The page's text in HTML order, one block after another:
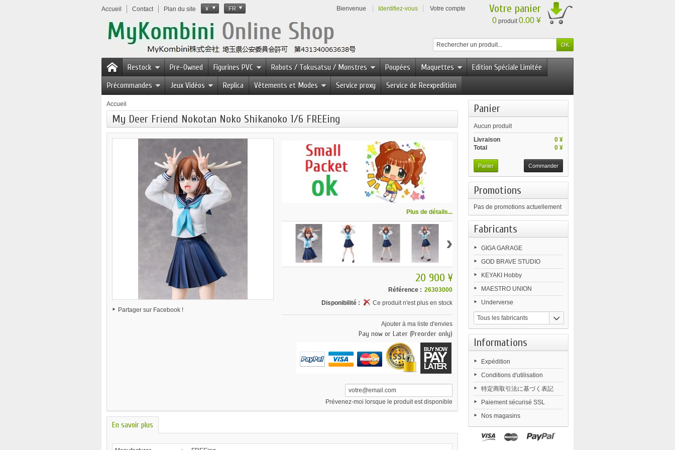
Accueil Contact Plan du site ¥ FR Bienvenue Identifiez-vous Votre compte Votre panier
0 produit0.00 ¥
Restock Pre-Owned Figurines PVC Robots / Tokusatsu / Monstres Poupées Maquettes
Edition Spéciale Limitée
Précommandes
Jeux Vidéos Replica Vêtements et Modes Service proxy Service de Reexpedition
Accueil
My Deer Friend Nokotan Noko Shikanoko 1/6 FREEing
Partager sur Facebook !
Plus de détails...
›
20 900 ¥
Référence : 26303000
Disponibilité :
Ce produit n'est plus en stock
Ajouter à ma liste d'envies
Pay now or Later (Preorder only)
Prévenez-moi lorsque le produit est disponible
En savoir plus
Panier
Aucun produit
0 ¥
Livraison
0 ¥
Total
Panier Commander
Promotions
Pas de promotions actuellement
Fabricants
GIGA GARAGE
GOD BRAVE STUDIO
KEYAKI Hobby
MAESTRO UNION
Underverse
Tous les fabricants
Informations
Expédition
Conditions d'utilisation
特定商取引法に基づく表記
Paiement sécurisé SSL
Nos magasins